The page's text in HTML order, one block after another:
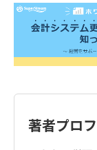
法基
収益か
した
れば、
す。
収益認
場合
み分を
行年度
た場合
著者プロ